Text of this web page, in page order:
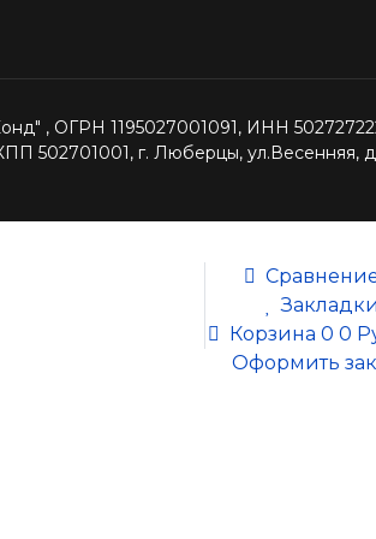
, ОГРН 1195027001091, ИНН
502701001, г. Люберцы, ул.Весенняя,
Закладки
Корзина 0 0
Оформить